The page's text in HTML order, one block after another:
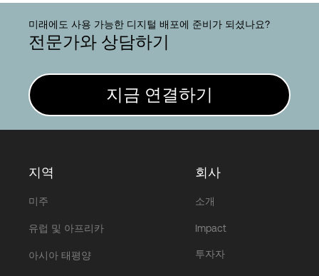
미래에도 사용 가능한 디지털 배포에 준비가 되셨나요?
전문가와 상담하기
지금 연결하기
지역
미주
유럽 및 아프리카
아시아 태평양
회사
소개
Impact
투자자